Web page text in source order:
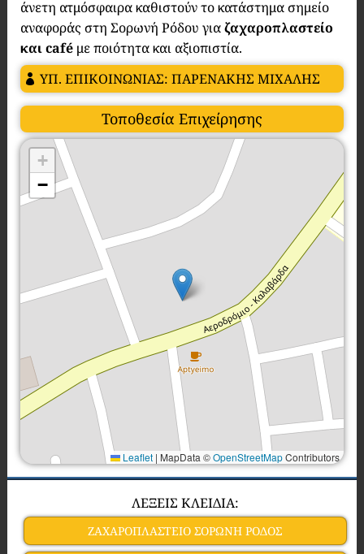
άνετη ατμόσφαιρα καθιστούν το κατάστημα σημείο
αναφοράς στη Σορωνή Ρόδου γιαζαχαροπλαστείο
και café με ποιότητα και αξιοπιστία.
ΥΠ. ΕΠΙΚΟΙΝΩΝΙΑΣ: ΠΑΡΕΝΑΚΗΣ ΜΙΧΑΛΗΣ
Τοποθεσία Επιχείρησης
+
−
Leaflet | MapData ©OpenStreetMapContributors
ΛΕΞΕΙΣ ΚΛΕΙΔΙΑ:
ΖΑΧΑΡΟΠΛΑΣΤΕΙΟ ΣΟΡΩΝΗ ΡΟΔΟΣ